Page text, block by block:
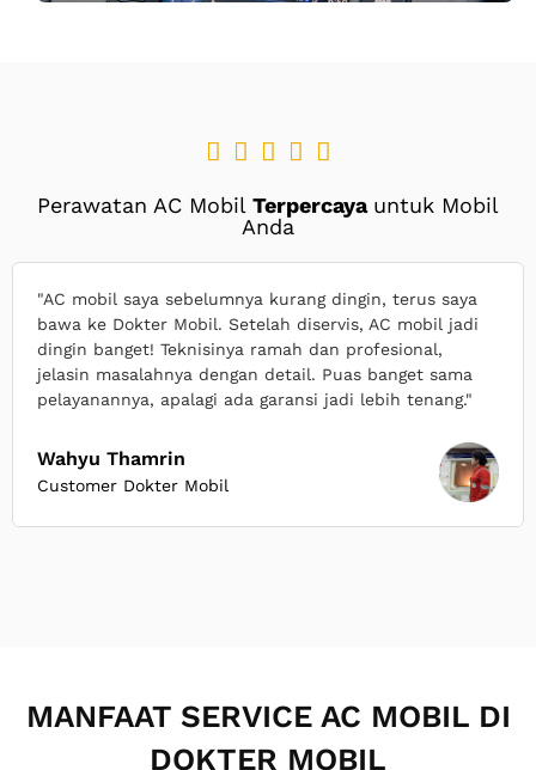
    
Perawatan AC Mobil Terpercaya untuk Mobil
Anda
"AC mobil saya sebelumnya kurang dingin, terus saya
bawa ke Dokter Mobil. Setelah diservis, AC mobil jadi
dingin banget! Teknisinya ramah dan profesional,
jelasin masalahnya dengan detail. Puas banget sama
pelayanannya, apalagi ada garansi jadi lebih tenang."
Wahyu Thamrin
Customer Dokter Mobil
MANFAAT SERVICE AC MOBIL DI
DOKTER MOBIL